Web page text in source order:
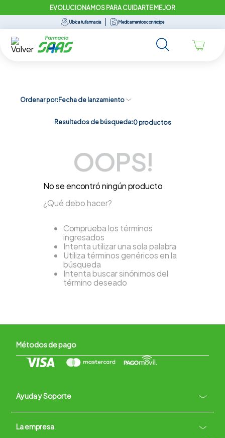
EVOLUCIONAMOS PARA CUIDARTE MEJOR
Ubica tu farmacia Medicamentos con récipe
Ordenar por Fecha de lanzamiento
Resultados de búsqueda:0 productos
OOPS!
No se encontró ningún producto
¿Qué debo hacer?
Comprueba los términos
ingresados
Intenta utilizar una sola palabra
Utiliza términos genéricos en la
búsqueda
Intenta buscar sinónimos del
término deseado
Métodos de pago
Ayuda y Soporte +
Contacto vía WhatsApp
Términos y condiciones
La empresa +